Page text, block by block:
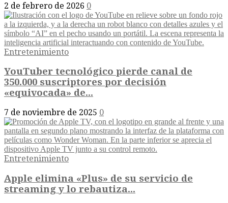
2 de febrero de 2026 0
Entretenimiento
YouTuber tecnológico pierde canal de
350.000 suscriptores por decisión
«equivocada» de...
7 de noviembre de 2025 0
Entretenimiento
Apple elimina «Plus» de su servicio de
streaming y lo rebautiza...